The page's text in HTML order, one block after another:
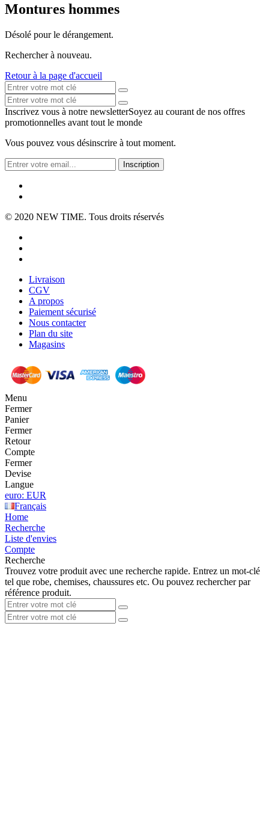
Montures hommes
Désolé pour le dérangement.
Rechercher à nouveau.
Retour à la page d'accueil
Inscrivez vous à notre newsletterSoyez au courant de nos offres
promotionnelles avant tout le monde
Vous pouvez vous désinscrire à tout moment.
Inscription
© 2020 NEW TIME. Tous droits réservés
Livraison
CGV
A propos
Paiement sécurisé
Nous contacter
Plan du site
Magasins
Menu
Fermer
Panier
Fermer
Retour
Compte
Fermer
Devise
Langue
euro: EUR
Français
Home
Recherche
Liste d'envies
Compte
Recherche
Trouvez votre produit avec une recherche rapide. Entrez un mot-clé
tel que robe, chemises, chaussures etc. Ou pouvez rechercher par
référence produit.